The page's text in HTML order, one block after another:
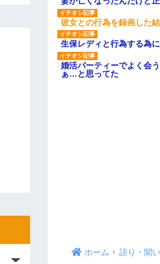
彼女との行為を録画した
生保レディと行為する為
婚活パーティーでよく会
ぁ…と思ってた
ホーム 語り・聞